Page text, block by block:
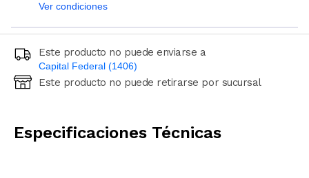
Ver condiciones
Este producto no puede enviarse a
Capital Federal (1406)
Ingresá código postal (sólo números)
Este producto no puede retirarse por sucursal
Especificaciones Técnicas